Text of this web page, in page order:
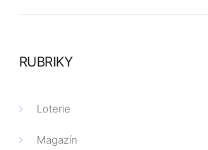
RUBRIKY
Loterie
Magazín